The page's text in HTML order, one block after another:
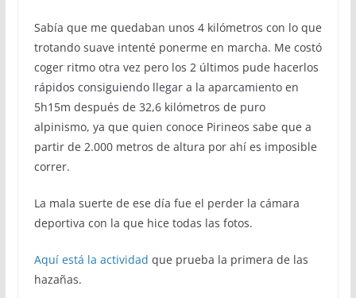
Sabía que me quedaban unos 4 kilómetros con lo que
trotando suave intenté ponerme en marcha. Me costó
coger ritmo otra vez pero los 2 últimos pude hacerlos
rápidos consiguiendo llegar a la aparcamiento en
5h15m después de 32,6 kilómetros de puro
alpinismo, ya que quien conoce Pirineos sabe que a
partir de 2.000 metros de altura por ahí es imposible
correr.
La mala suerte de ese día fue el perder la cámara
deportiva con la que hice todas las fotos.
Aquí está la actividad que prueba la primera de las
hazañas.